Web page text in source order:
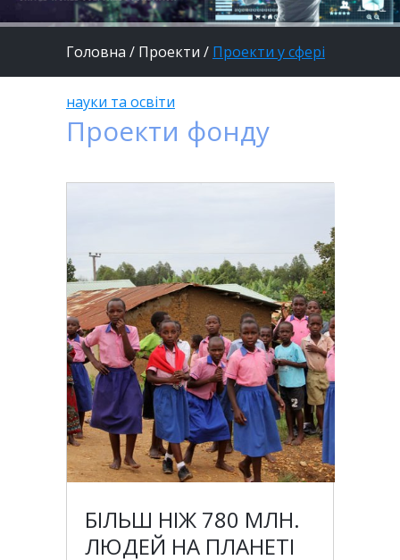
Головна / Проекти / Проекти у сфері
науки та освіти
Проекти фонду
БІЛЬШ НІЖ 780 МЛН.
ЛЮДЕЙ НА ПЛАНЕТІ